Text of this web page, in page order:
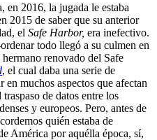
en 2016, la jugada le estaba
2015 de saber que su anterior
el Safe Harbor, era inefectivo.
todo llegó a su culmen en
renovado del Safe
, el cual daba una serie de
en muchos aspectos que afectan
de datos entre los
y europeos. Pero, antes de
quién estaba de
América por aquélla época, sí,